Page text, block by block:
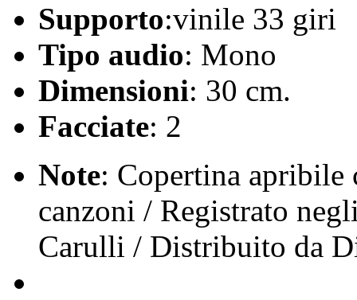
Supporto:vinile 33 giri
Tipo audio: Mono
Dimensioni: 30 cm.
Facciate: 2
Note: Copertina
canzoni / Registrato
Carulli / Distribuito da